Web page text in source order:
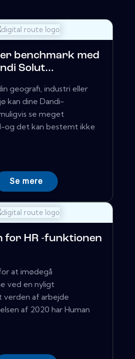
benchmark med
Solut...
geografi, industri eller
kan dine Dandi-
se meget
og det kan bestemt ikke
Se mere
for HR -funktionen
at imødegå
ved en nyligt
af ​​arbejde
af ​​2020 har Human